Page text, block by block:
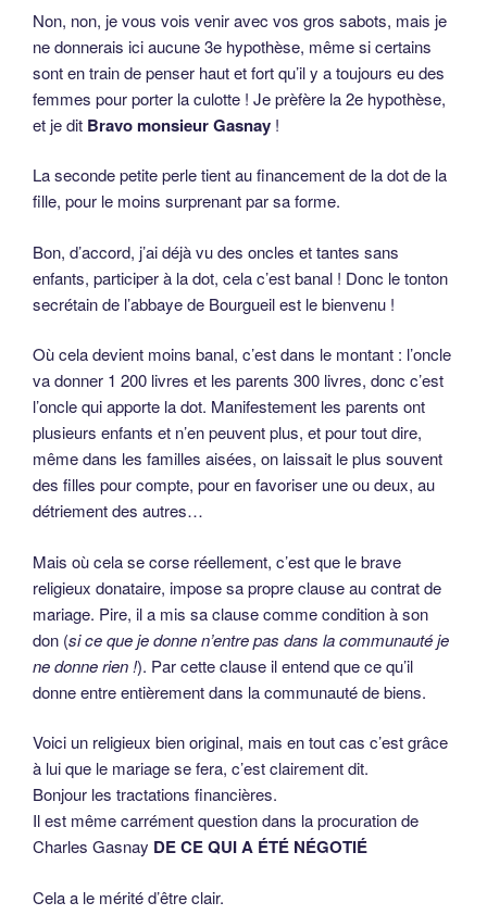
Non, non, je vous vois venir avec vos gros sabots, mais je
ne donnerais ici aucune 3e hypothèse, même si certains
sont en train de penser haut et fort qu’il y a toujours eu des
femmes pour porter la culotte ! Je prèfère la 2e hypothèse,
et je dit Bravo monsieur Gasnay !
La seconde petite perle tient au financement de la dot de la
fille, pour le moins surprenant par sa forme.
Bon, d’accord, j’ai déjà vu des oncles et tantes sans
enfants, participer à la dot, cela c’est banal ! Donc le tonton
secrétain de l’abbaye de Bourgueil est le bienvenu !
Où cela devient moins banal, c’est dans le montant : l’oncle
va donner 1 200 livres et les parents 300 livres, donc c’est
l’oncle qui apporte la dot. Manifestement les parents ont
plusieurs enfants et n’en peuvent plus, et pour tout dire,
même dans les familles aisées, on laissait le plus souvent
des filles pour compte, pour en favoriser une ou deux, au
détriement des autres…
Mais où cela se corse réellement, c’est que le brave
religieux donataire, impose sa propre clause au contrat de
mariage. Pire, il a mis sa clause comme condition à son
don (si ce que je donne n’entre pas dans la communauté je
ne donne rien !). Par cette clause il entend que ce qu’il
donne entre entièrement dans la communauté de biens.
Voici un religieux bien original, mais en tout cas c’est grâce
à lui que le mariage se fera, c’est clairement dit.
Bonjour les tractations financières.
Il est même carrément question dans la procuration de
Charles Gasnay DE CE QUI A ÉTÉ NÉGOTIÉ
Cela a le mérité d’être clair.